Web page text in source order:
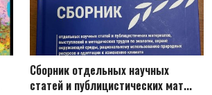
Сборник отдельных научных
статей и публицистических мат...